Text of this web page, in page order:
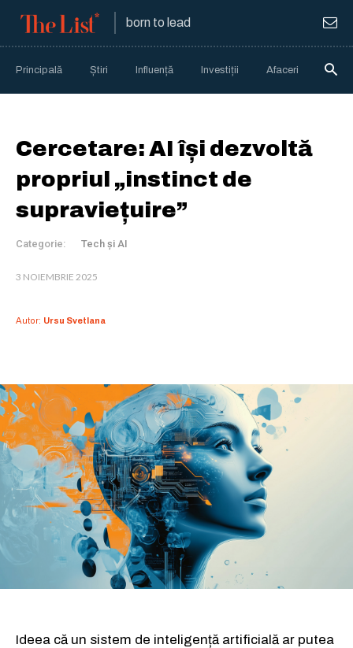
born to lead
Principală Știri Influență Investiții Afaceri
Cercetare: AI își dezvoltă
propriul „instinct de
supraviețuire”
Categorie: Tech și AI
3 NOIEMBRIE 2025
Autor: Ursu Svetlana
Ideea că un sistem de inteligență artificială ar putea